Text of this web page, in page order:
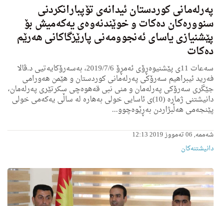
په‌رله‌مانی كوردستان ئیدانه‌ى تۆپبارانكردنی
سنووره‌كان ده‌كات و خوێندنه‌وه‌ی یه‌كه‌میش بۆ
پێشنیازی یاسای ئه‌نجوومه‌نی پارێزگاكانی هه‌رێم
ده‌كات
سه‌عات 11ى پێشنیوه‌ڕۆی ئه‌مڕۆ 2019/7/6، به‌سه‌رۆكایه‌تیی د.ڤالا
فه‌رید ئیبراهیم سه‌رۆكی په‌رله‌مانی كوردستان و هێمن هه‌ورامی
جێگرى سه‌رۆكی په‌رله‌مان و منى نبى قه‌هوه‌چی سكرتێری په‌رله‌مان،
دانیشتنی ژماره‌ (10)ى ئاسایی خولی به‌هاره‌ له‌ ساڵی یه‌كه‌می خولی
پێنجه‌می هه‌ڵبژاردن به‌ڕێوه‌چوو...
شەممە, 06 تەمووز 2019 12:13
دانیشتنه‌کان